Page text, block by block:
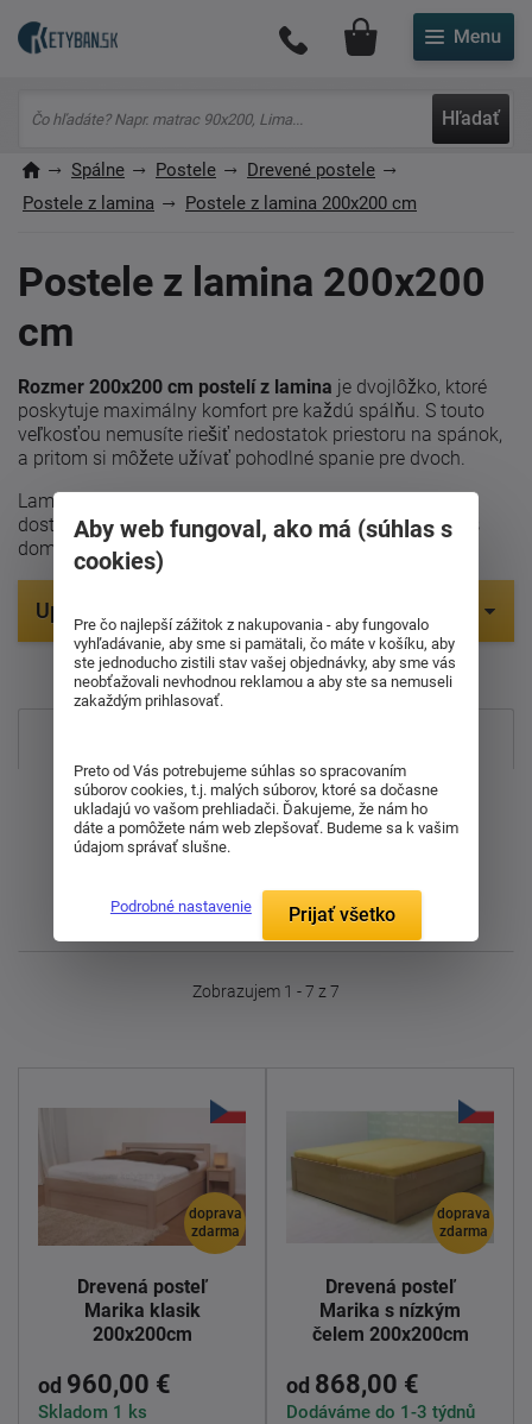
Hľadať
Môj účet
Spálne Postele
Drevené postele
Postele z lamina
Postele z lamina 200x200 cm
Postele z lamina 200x200
cm
Rozmer 200x200 cm postelí z lamina je dvojlôžko, ktoré
poskytuje maximálny komfort pre každú spálňu. S touto
veľkosťou nemusíte riešiť nedostatok priestoru na spánok,
a pritom si môžete užívať pohodlné spanie pre dvoch.
Lamino ako materiál zaisťuje odolnosť a cenovú
dostupnosť, čo robí túto posteľ ideálnou voľbou pre váš
domov.
Upresniť parametre
Položiek na zobrazenie:
Od najdrahšieho
Od najlacnejšieho
Najnovšie
Zobrazujem 1 - 7 z 7
doprava
zdarma
Drevená posteľ
Marika klasik
200x200cm
od 960,00 €
Skladom 1 ks
doprava
zdarma
Drevená posteľ
Marika s nízkým
čelem 200x200cm
od 868,00 €
Dodáváme do 1-3 týdnů
Aby web fungoval, ako má (súhlas s
cookies)
Pre čo najlepší zážitok z nakupovania - aby fungovalo
vyhľadávanie, aby sme si pamätali, čo máte v košíku, aby
ste jednoducho zistili stav vašej objednávky, aby sme vás
neobťažovali nevhodnou reklamou a aby ste sa nemuseli
zakaždým prihlasovať.
Preto od Vás potrebujeme súhlas so spracovaním
súborov cookies, t.j. malých súborov, ktoré sa dočasne
ukladajú vo vašom prehliadači. Ďakujeme, že nám ho
dáte a pomôžete nám web zlepšovať. Budeme sa k vašim
údajom správať slušne.
Podrobné nastavenie Prijať všetko